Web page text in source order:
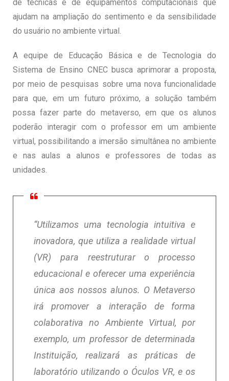
de técnicas e de equipamentos computacionais que
ajudam na ampliação do sentimento e da sensibilidade
do usuário no ambiente virtual.
A equipe de Educação Básica e de Tecnologia do
Sistema de Ensino CNEC busca aprimorar a proposta,
por meio de pesquisas sobre uma nova funcionalidade
para que, em um futuro próximo, a solução também
possa fazer parte do metaverso, em que os alunos
poderão interagir com o professor em um ambiente
virtual, possibilitando a imersão simultânea no ambiente
e nas aulas a alunos e professores de todas as
unidades.
“Utilizamos uma tecnologia intuitiva e
inovadora, que utiliza a realidade virtual
(VR) para reestruturar o processo
educacional e oferecer uma experiência
única aos nossos alunos. O Metaverso
irá promover a interação de forma
colaborativa no Ambiente Virtual, por
exemplo, um professor de determinada
Instituição, realizará as práticas de
laboratório utilizando o Óculos VR, e os